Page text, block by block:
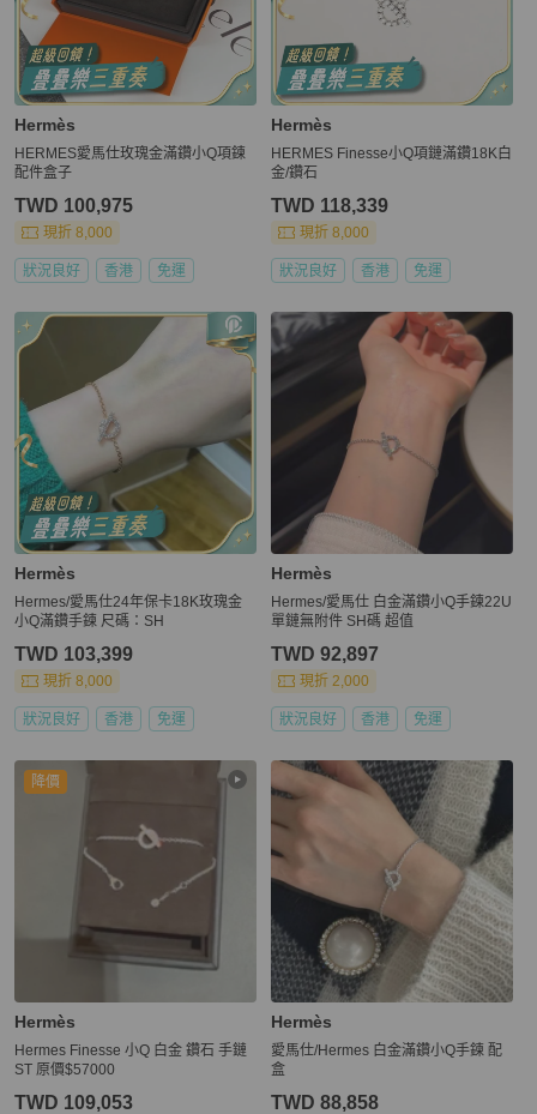
Hermès
HERMES愛馬仕玫瑰金滿鑽小Q項鍊
配件盒子
TWD 100,975
現折 8,000
狀況良好 香港 免運
Hermès
HERMES Finesse小Q項鏈滿鑽18K白
金/鑽石
TWD 118,339
現折 8,000
狀況良好 香港 免運
Hermès
Hermes/愛馬仕24年保卡18K玫瑰金
小Q滿鑽手鍊 尺碼：SH
TWD 103,399
現折 8,000
狀況良好 香港 免運
Hermès
Hermes/愛馬仕 白金滿鑽小Q手鍊22U
單鏈無附件 SH碼 超值
TWD 92,897
現折 2,000
狀況良好 香港 免運
降價
Hermès
Hermes Finesse 小Q 白金 鑽石 手鏈
ST 原價$57000
TWD 109,053
Hermès
愛馬仕/Hermes 白金滿鑽小Q手鍊 配
盒
TWD 88,858